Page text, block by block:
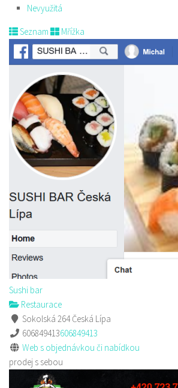
Nevyužitá
Seznam Mřížka
Sushi bar
Restaurace
Sokolská 264 Česká Lípa
606849413606849413
Web s objednávkou či nabídkou
prodej s sebou